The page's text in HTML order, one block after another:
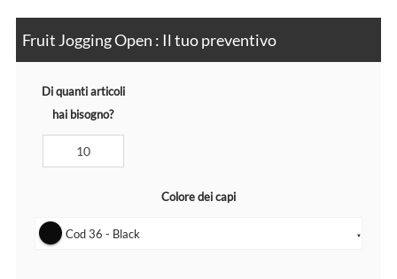
Fruit Jogging Open : Il tuo preventivo
Di quanti articoli
hai bisogno?
Colore dei capi
Cod 36 - Black ▼